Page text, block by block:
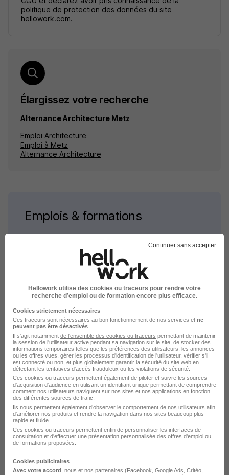
politique de protection des données du site
hellowork.com.
Élargissez votre recherche
Alternance Architecture Metz
Emploi Architecture
Emploi à Metz
Alternance Architecture
Emplois & formations
Alternance Architecture
Intérim Architecture
Alternance par domaine à Metz
Alternance Metz Commerce
Alternance Metz Vente
Alternance Metz Distribution
Alternance Metz BTP
Alternance Metz Communication
Voir plus
Continuer sans accepter
Hellowork utilise des cookies ou traceurs pour rendre votre
recherche d’emploi ou de formation encore plus efficace.
Cookies strictement nécessaires
Ces traceurs sont nécessaires au bon fonctionnement de nos services et ne
peuvent pas être désactivés
Il s'agit notamment de l'ensemble des cookies ou traceurs permettant de maintenir
la session de l'utilisateur active pendant sa navigation sur le site, de stocker des
informations temporaires telles que les préférences des utilisateurs, les annonces
ou les offres vues, gérer les processus d'identification de l'utilisateur, vérifier s'il
est connecté ou non, et plus globalement garantir la sécurité du site web en
détectant les tentatives d'accès frauduleux ou les violations de sécurité.
Ces cookies ou traceurs permettent également de piloter et suivre les sources
d'acquisition d'audience en utilisant un identifiant unique permettant de comprendre
comment nos utilisateurs naviguent sur nos sites et nos applications en fonction
des différentes sources de trafic.
Ils nous permettent également d’observer le comportement de nos utilisateurs afin
d'améliorer nos produits et rendre la navigation dans nos sites beaucoup plus
rapide et fluide.
Ces cookies ou traceurs permettent enfin de personnaliser les interfaces de
consultation et d'effectuer une présentation personnalisée des offres d'emploi ou
de formations proposées.
Cookies publicitaires
Avec votre accord , nous et nos partenaires (Facebook, Google Ads , Critéo,